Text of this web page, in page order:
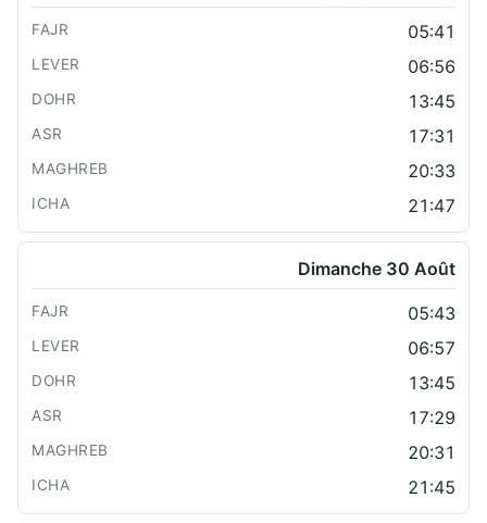
05:41
06:56
13:45
17:31
20:33
21:47
Dimanche 30 Août
05:43
06:57
13:45
17:29
20:31
21:45